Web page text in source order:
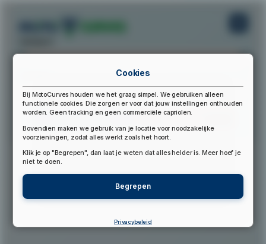
▲
Cookies
Bij MotoCurves houden we het graag simpel. We gebruiken alleen
functionele cookies. Die zorgen er voor dat jouw instellingen onthouden
worden. Geen tracking en geen commerciële capriolen.
Bovendien maken we gebruik van je locatie voor noodzakelijke
voorzieningen, zodat alles werkt zoals het hoort.
Klik je op "Begrepen", dan laat je weten dat alles helder is. Meer hoef je
niet te doen.
Begrepen
Privacybeleid